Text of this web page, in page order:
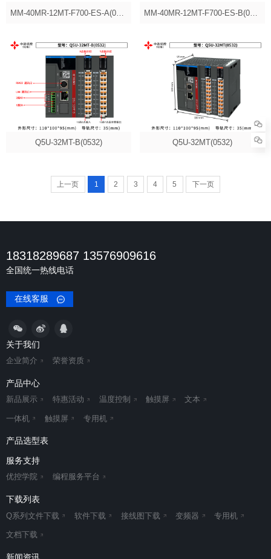
Q5U-32MT-B(0532) Q5U-32MT(0532)
上一页 1 2 3 4 5 下一页
18318289687 13576909616
全国统一热线电话
在线客服
关于我们
企业简介 荣誉资质
产品中心
新品展示 特惠活动 温度控制 触摸屏 文本
一体机 触摸屏 专用机
产品选型表
服务支持
优控学院 编程服务平台
下载列表
Q系列文件下载 软件下载 接线图下载 变频器 专用机
文档下载
新闻资讯